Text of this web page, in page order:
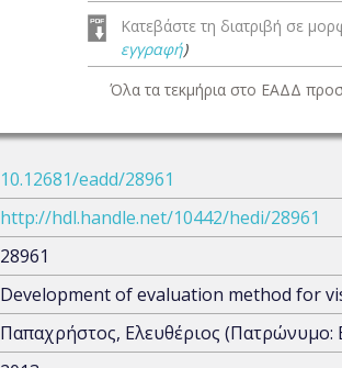
Κατεβάστε τη διατριβή σε
εγγραφή)
Όλα τα τεκμήρια στο ΕΑΔΔ
10.12681/eadd/28961
http://hdl.handle.net/10442/hedi/28961
28961
Development of evaluation method for
Παπαχρήστος, Ελευθέριος (Πατρώνυμο: